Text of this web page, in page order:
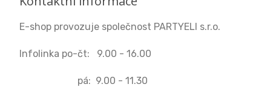
E-shop provozuje společnost PARTYELI s.r.o.
Infolinka po-čt: 9.00 - 16.00
pá: 9.00 - 11.30